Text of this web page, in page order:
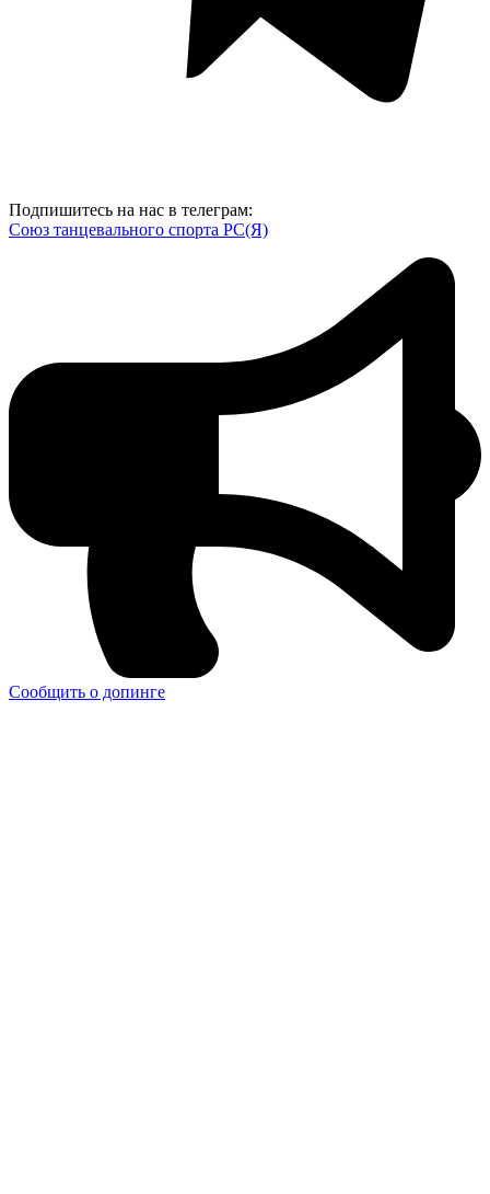
Подпишитесь на нас в телеграм:
Союз танцевального спорта РС(Я)
Сообщить о допинге